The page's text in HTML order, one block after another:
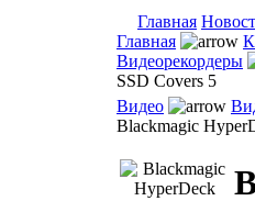
Главная
Главная
Видеорекордеры
SSD Covers 5
Видео
Blackmagic